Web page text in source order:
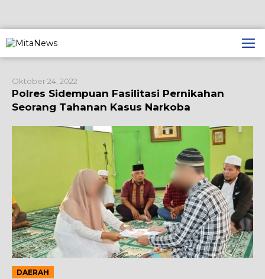
ke
konten
Oktober 24, 2022
Polres Sidempuan Fasilitasi Pernikahan
Seorang Tahanan Kasus Narkoba
DAERAH